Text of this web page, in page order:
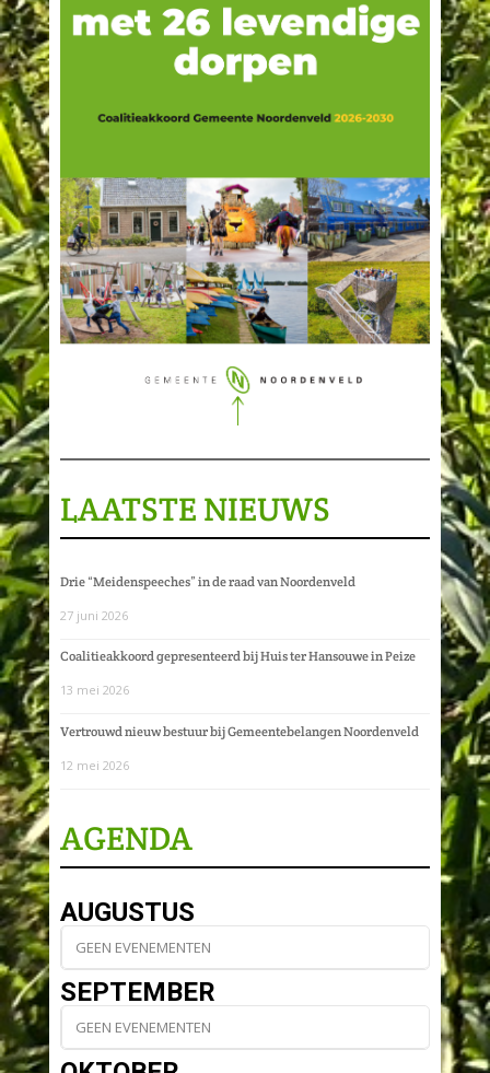
LAATSTE NIEUWS
Drie “Meidenspeeches” in de raad van Noordenveld
27 juni 2026
Coalitieakkoord gepresenteerd bij Huis ter Hansouwe in Peize
13 mei 2026
Vertrouwd nieuw bestuur bij Gemeentebelangen Noordenveld
12 mei 2026
AGENDA
AUGUSTUS
GEEN EVENEMENTEN
SEPTEMBER
GEEN EVENEMENTEN